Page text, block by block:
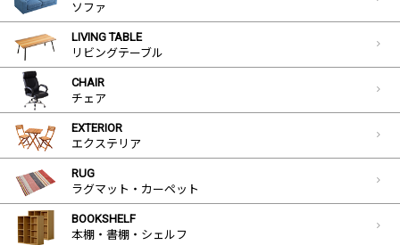
ソファ
LIVING TABLE
リビングテーブル
CHAIR
チェア
EXTERIOR
エクステリア
RUG
ラグマット・カーペット
BOOKSHELF
本棚・書棚・シェルフ